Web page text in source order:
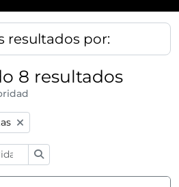
resultados por:
8 resultados